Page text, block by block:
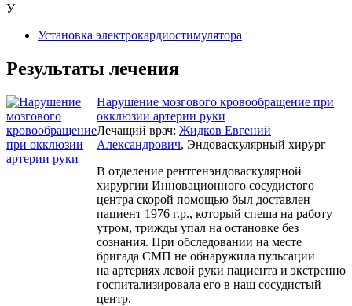
У
Установка электрокардиостимулятора
Результаты лечения
Нарушение мозгового кровообращение при
окклюзии артерии руки
Лечащий врач: Жидков Евгений
Александрович, Эндоваскулярный хирург
В отделение рентгенэндоваскулярной
хирургии Инновационного сосудистого
центра скорой помощью был доставлен
пациент 1976 г.р., который спеша на работу
утром, трижды упал на остановке без
сознания. При обследовании на месте
бригада СМП не обнаружила пульсации
на артериях левой руки пациента и экстренно
госпитализировала его в наш сосудистый
центр.